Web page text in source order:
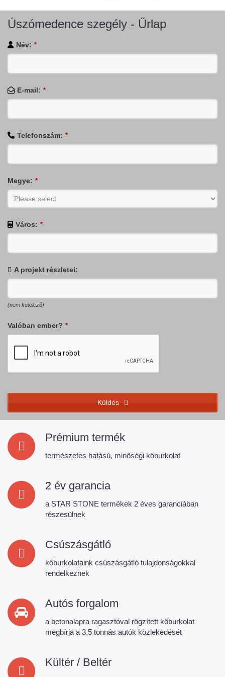
Úszómedence szegély - Űrlap
Név: *
E-mail: *
Telefonszám: *
Megye: *
Város: *
A projekt részletei:
(nem kötelező)
Valóban ember? *
Küldés
field
should
be
Prémium termék
természetes hatású, minőségi kőburkolat
2 év garancia
a STAR STONE termékek 2 éves garanciában
részesülnek
Csúszásgátló
kőburkolataink csúszásgátló tulajdonságokkal
rendelkeznek
Autós forgalom
a betonalapra ragasztóval rögzített kőburkolat
megbírja a 3,5 tonnás autók közlekedését
Kültér / Beltér